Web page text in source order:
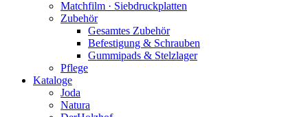
Matchfilm · Siebdruckplatten
Zubehör
Gesamtes Zubehör
Befestigung & Schrauben
Gummipads & Stelzlager
Pflege
Kataloge
Joda
Natura